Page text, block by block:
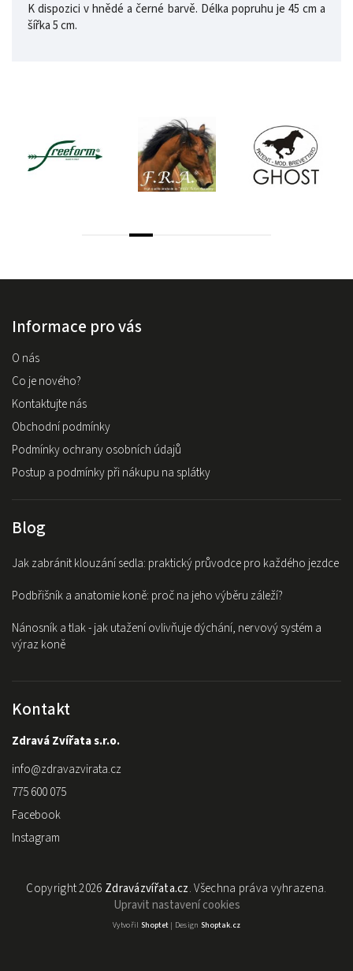
K dispozici v hnědé a černé barvě. Délka popruhu je 45 cm a
šířka 5 cm.
Informace pro vás
O nás
Co je nového?
Kontaktujte nás
Obchodní podmínky
Podmínky ochrany osobních údajů
Postup a podmínky při nákupu na splátky
Blog
Jak zabránit klouzání sedla: praktický průvodce pro každého jezdce
Podbřišník a anatomie koně: proč na jeho výběru záleží?
Nánosník a tlak - jak utažení ovlivňuje dýchání, nervový systém a
výraz koně
Kontakt
Zdravá Zvířata s.r.o.
info@zdravazvirata.cz
775 600 075
Facebook
Instagram
Copyright 2026 Zdravázvířata.cz. Všechna práva vyhrazena.
Upravit nastavení cookies
Vytvořil Shoptet| Design Shoptak.cz